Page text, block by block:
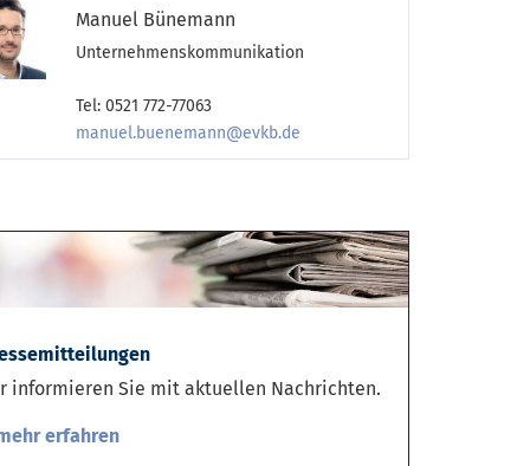
Manuel Bünemann
Unternehmenskommunikation
Tel: 0521 772-77063
manuel.buenemann@evkb.de
informieren Sie mit aktuellen Nachrichten.
erfahren